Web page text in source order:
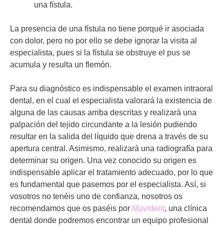
una fístula.
La presencia de una fístula no tiene porqué ir asociada
con dolor, pero no por ello se debe ignorar la visita al
especialista, pues si la fístula se obstruye el pus se
acumula y resulta un flemón.
Para su diagnóstico es indispensable el examen intraoral
dental, en el cual el especialista valorará la existencia de
alguna de las causas arriba descritas y realizará una
palpación del tejido circundante a la lesión pudiendo
resultar en la salida del líquido que drena a través de su
apertura central. Asimismo, realizará una radiografía para
determinar su origen. Una vez conocido su origen es
indispensable aplicar el tratamiento adecuado, por lo que
es fundamental que pasemos por el especialista. Así, si
vosotros no tenéis uno de confianza, nosotros os
recomendamos que os paséis por Mavident, una clínica
dental donde podremos encontrar un equipo profesional